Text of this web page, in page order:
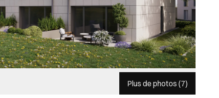
Plus de photos (7)